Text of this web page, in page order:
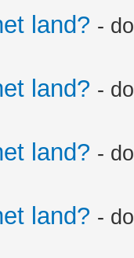
land? -
land? -
land? -
land? -